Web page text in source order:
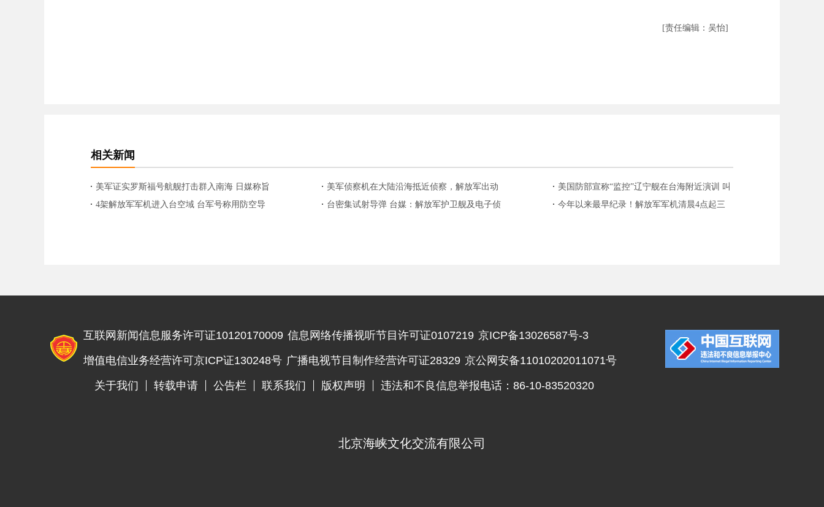
[责任编辑：吴怡]
相关新闻
美军证实罗斯福号航舰打击群入南海 日媒称旨
在牵制中国海洋活动
美军侦察机在大陆沿海抵近侦察，解放军出动
3批飞机严密监控
美国防部宣称“监控”辽宁舰在台海附近演训 叫
嚣“挺台”
4架解放军军机进入台空域 台军号称用防空导
台密集试射导弹 台媒：解放军护卫舰及电子侦
今年以来最早纪录！解放军军机清晨4点起三
互联网新闻信息服务许可证10120170009 信息网络传播视听节目许可证0107219 京ICP备13026587号-3
增值电信业务经营许可京ICP证130248号 广播电视节目制作经营许可证28329 京公网安备11010202011071号
关于我们 转载申请 公告栏 联系我们 版权声明 违法和不良信息举报电话：86-10-83520320
违法和不良信息举报电话
北京海峡文化交流有限公司